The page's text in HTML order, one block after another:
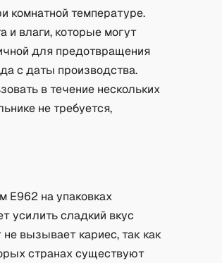
комнатной температуре.
и влаги, которые могут
для предотвращения
с даты производства.
в течение нескольких
не требуется,
E962 на упаковках
усилить сладкий вкус
вызывает кариес, так как
странах существуют